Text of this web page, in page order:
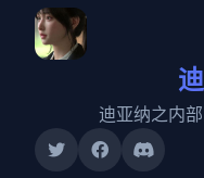
迪亚纳之内